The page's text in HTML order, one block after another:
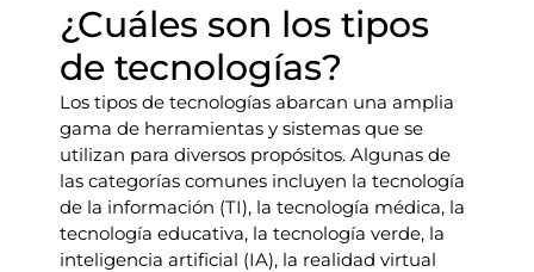
¿Cuáles son los tipos
de tecnologías?
Los tipos de tecnologías abarcan una amplia
gama de herramientas y sistemas que se
utilizan para diversos propósitos. Algunas de
las categorías comunes incluyen la tecnología
de la información (TI), la tecnología médica, la
tecnología educativa, la tecnología verde, la
inteligencia artificial (IA), la realidad virtual